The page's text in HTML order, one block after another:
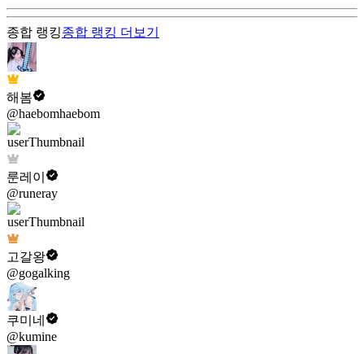
종합 랭킹종합 랭킹 더보기
해봄
@haebomhaebom
룬레이
@runeray
고갈왕
@gogalking
쿠미네
@kumine